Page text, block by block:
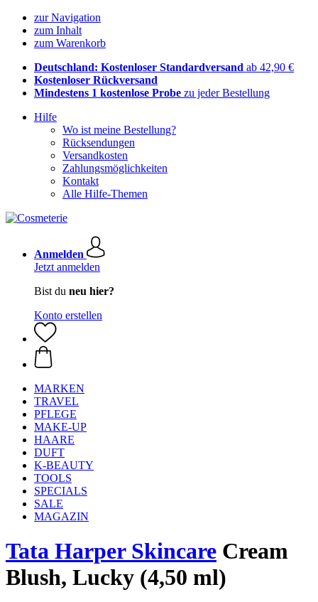
zur Navigation
zum Inhalt
zum Warenkorb
Deutschland: Kostenloser Standardversand ab 42,90 €
Kostenloser Rückversand
Mindestens 1 kostenlose Probe zu jeder Bestellung
Hilfe
Wo ist meine Bestellung?
Rücksendungen
Versandkosten
Zahlungsmöglichkeiten
Kontakt
Alle Hilfe-Themen
Anmelden
Jetzt anmelden
Bist du neu hier?
Konto erstellen
MARKEN
TRAVEL
PFLEGE
MAKE-UP
HAARE
DUFT
K-BEAUTY
TOOLS
SPECIALS
SALE
MAGAZIN
Tata Harper Skincare Cream
Blush, Lucky (4,50 ml)